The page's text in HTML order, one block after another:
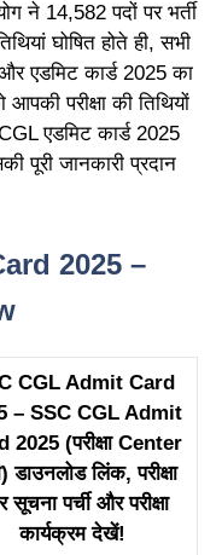
ने 14,582 पदों पर भर्ती
घोषित होते ही, सभी
एडमिट कार्ड 2025 का
परीक्षा की तिथियों
एडमिट कार्ड 2025
जानकारी प्रदान
2025 –
CGL Admit Card
– SSC CGL Admit
2025 (परीक्षा Center
डाउनलोड लिंक, परीक्षा
सूचना पर्ची और परीक्षा
कार्यक्रम देखें!